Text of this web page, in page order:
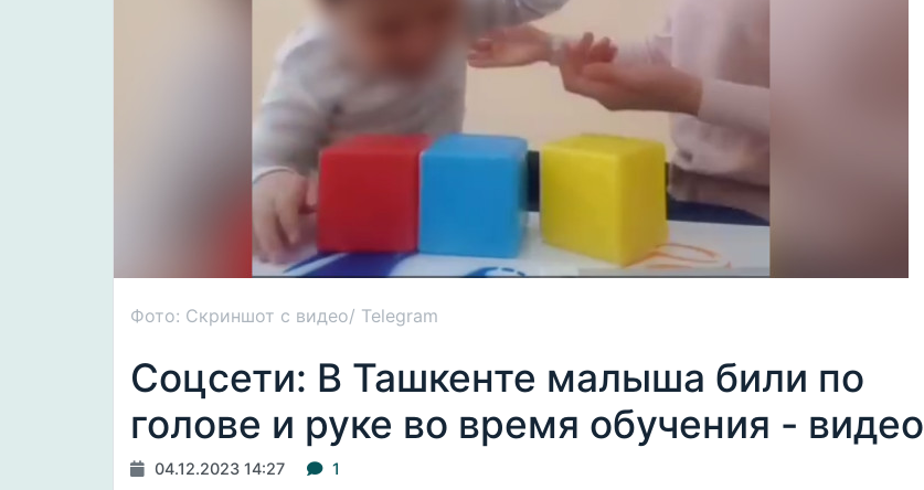
Фото: Скриншот с видео/ Telegram
Соцсети: В Ташкенте малыша били по
голове и руке во время обучения - видео
04.12.2023 14:27 1